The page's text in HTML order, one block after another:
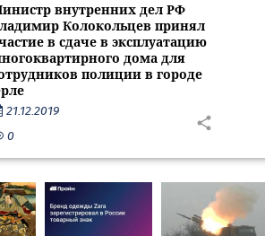
внутренних дел РФ
Колокольцев принял
в сдаче в эксплуатацию
дома для
полиции в городе
21.12.2019
0